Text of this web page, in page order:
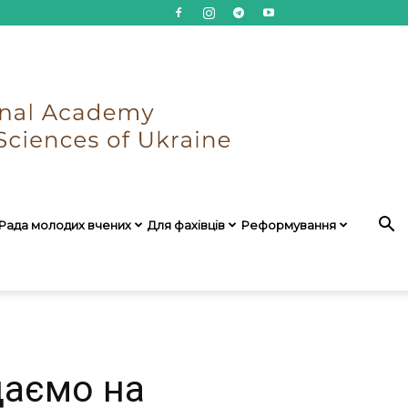
молодих вчених Для фахівців Реформування
на